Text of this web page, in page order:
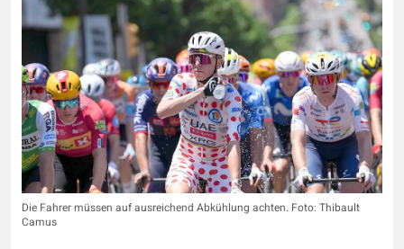
Die Fahrer müssen auf ausreichend Abkühlung achten. Foto: Thibault
Camus